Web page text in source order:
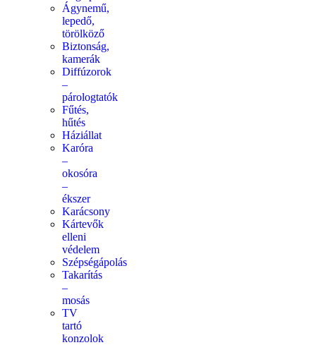
Ágynemű,
lepedő,
törölköző
Biztonság,
kamerák
Diffúzorok
–
párologtatók
Fűtés,
hűtés
Háziállat
Karóra
–
okosóra
–
ékszer
Karácsony
Kártevők
elleni
védelem
Szépségápolás
Takarítás
–
mosás
TV
tartó
konzolok